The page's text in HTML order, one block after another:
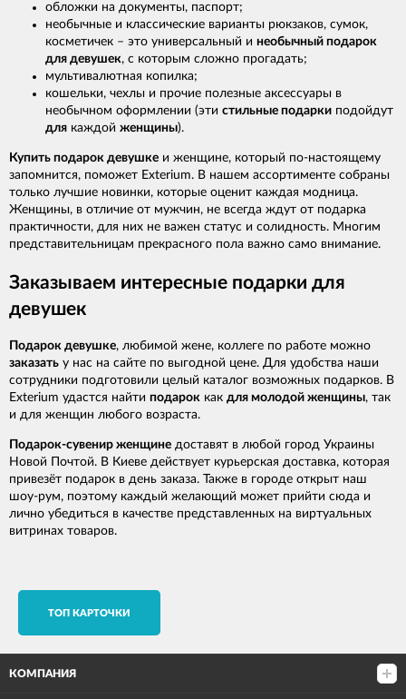
обложки на документы, паспорт;
необычные и классические варианты рюкзаков, сумок,
косметичек – это универсальный и необычный подарок
для девушек, с которым сложно прогадать;
мультивалютная копилка;
кошельки, чехлы и прочие полезные аксессуары в
необычном оформлении (эти стильные подарки подойдут
для каждой женщины).
Купить подарок девушке и женщине, который по-настоящему
запомнится, поможет Exterium. В нашем ассортименте собраны
только лучшие новинки, которые оценит каждая модница.
Женщины, в отличие от мужчин, не всегда ждут от подарка
практичности, для них не важен статус и солидность. Многим
представительницам прекрасного пола важно само внимание.
Заказываем интересные подарки для
девушек
Подарок девушке, любимой жене, коллеге по работе можно
заказать у нас на сайте по выгодной цене. Для удобства наши
сотрудники подготовили целый каталог возможных подарков. В
Exterium удастся найти подарок как для молодой женщины, так
и для женщин любого возраста.
Подарок-сувенир женщине доставят в любой город Украины
Новой Почтой. В Киеве действует курьерская доставка, которая
привезёт подарок в день заказа. Также в городе открыт наш
шоу-рум, поэтому каждый желающий может прийти сюда и
лично убедиться в качестве представленных на виртуальных
витринах товаров.
TОП КАРТОЧКИ
КОМПАНИЯ